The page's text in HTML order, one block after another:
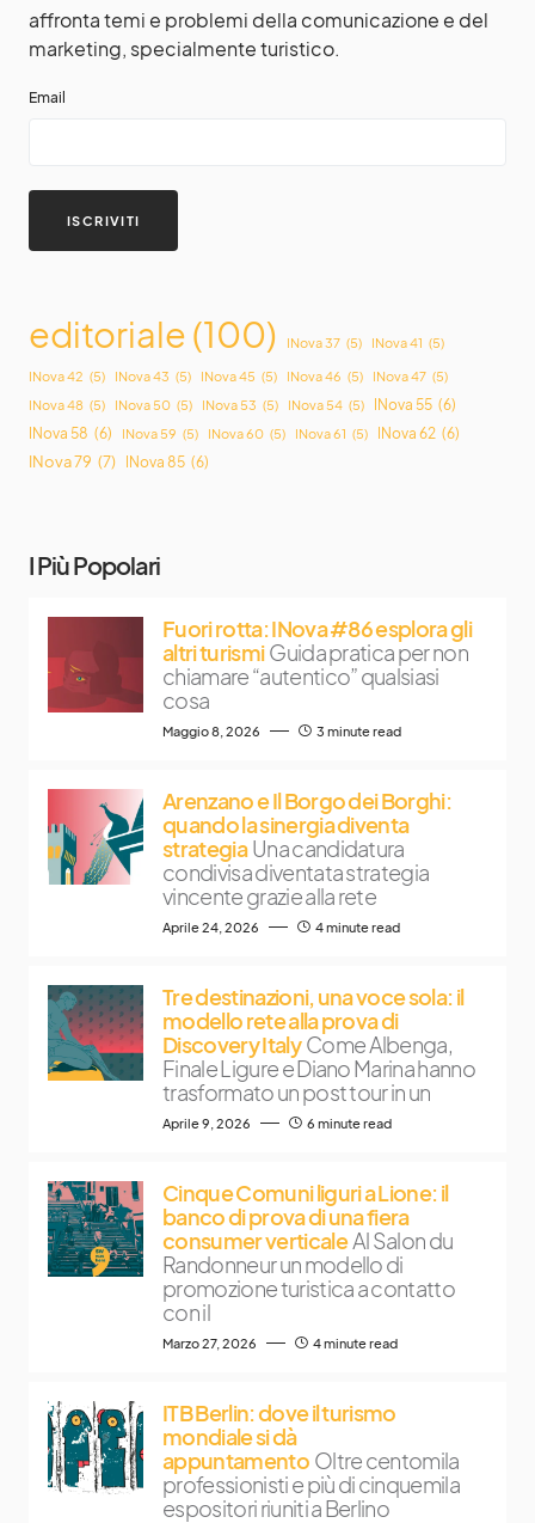
affronta temi e problemi della comunicazione e del
marketing, specialmente turistico.
Email
editoriale(100) INova 37 (5) INova 41 (5)
INova 42 (5) INova 43 (5) INova 45 (5) INova 46 (5) INova 47 (5)
INova 48 (5) INova 50 (5) INova 53 (5) INova 54 (5) INova 55 (6)
INova 58 (6) INova 59 (5) INova 60 (5) INova 61 (5) INova 62 (6)
INova 79 (7) INova 85 (6)
I Più Popolari
Fuori rotta: INova #86 esplora gli
altri turismi Guida pratica per non
chiamare “autentico” qualsiasi
cosa
Maggio 8, 2026 3 minute read
Arenzano e Il Borgo dei Borghi:
quando la sinergia diventa
strategia Una candidatura
condivisa diventata strategia
vincente grazie alla rete
Aprile 24, 2026 4 minute read
Tre destinazioni, una voce sola: il
modello rete alla prova di
Discovery Italy Come Albenga,
Finale Ligure e Diano Marina hanno
trasformato un post tour in un
Aprile 9, 2026 6 minute read
Cinque Comuni liguri a Lione: il
banco di prova di una fiera
consumer verticale Al Salon du
Randonneur un modello di
promozione turistica a contatto
con il
Marzo 27, 2026 4 minute read
ITB Berlin: dove il turismo
mondiale si dà
appuntamento Oltre centomila
professionisti e più di cinquemila
espositori riuniti a Berlino